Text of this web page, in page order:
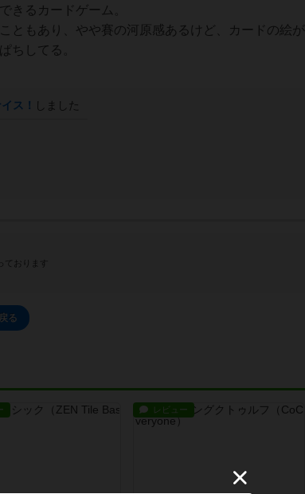
きるカードゲーム。
ともあり、やや賽の河原感あるけど、カードの絵が
ちしてる。
ス！ しました
おります
る
レビュー